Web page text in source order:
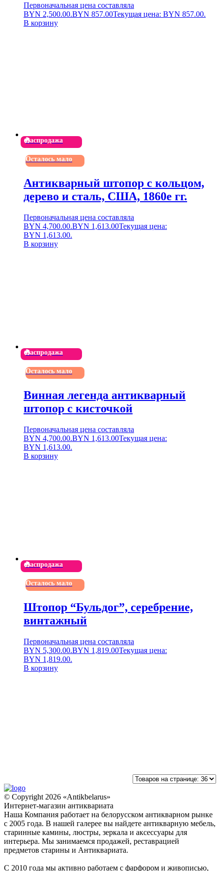
Первоначальная цена составляла
BYN 2,500.00.BYN 857.00Текущая цена: BYN 857.00.
В корзину
Распродажа
Осталось мало
Антикварный штопор с кольцом,
дерево и сталь, США, 1860е гг.
Первоначальная цена составляла
BYN 4,700.00.BYN 1,613.00Текущая цена:
BYN 1,613.00.
В корзину
Распродажа
Осталось мало
Винная легенда антикварный
штопор с кисточкой
Первоначальная цена составляла
BYN 4,700.00.BYN 1,613.00Текущая цена:
BYN 1,613.00.
В корзину
Распродажа
Осталось мало
Штопор “Бульдог”, серебрение,
винтажный
Первоначальная цена составляла
BYN 5,300.00.BYN 1,819.00Текущая цена:
BYN 1,819.00.
В корзину
© Copyright 2026 «Antikbelarus»
Интернет-магазин антиквариата
Наша Компания работает на белорусском антикварном рынке
с 2005 года. В нашей галерее вы найдете антикварную мебель,
старинные камины, люстры, зеркала и аксессуары для
интерьера. Мы занимаемся продажей, реставрацией
предметов старины и Антиквариата.
С 2010 года мы активно работаем с фарфором и живописью,